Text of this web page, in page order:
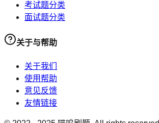
考试题分类
面试题分类
关于与帮助
关于我们
使用帮助
意见反馈
友情链接